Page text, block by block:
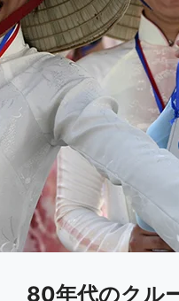
80年代のクル